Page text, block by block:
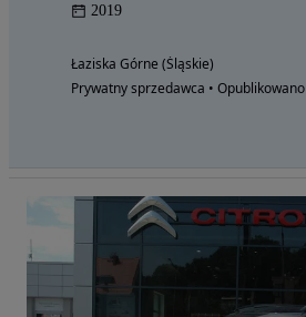
2019
Łaziska Górne (Śląskie)
Prywatny sprzedawca • Opublikowano